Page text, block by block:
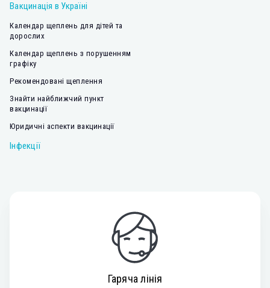
Вакцинація в Україні
Календар щеплень для дітей та
дорослих
Календар щеплень з порушенням
графіку
Рекомендовані щеплення
Знайти найближчий пункт
вакцинації
Юридичні аспекти вакцинації
Інфекції
Гаряча лінія